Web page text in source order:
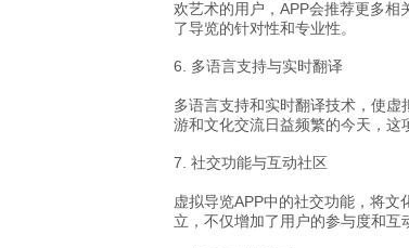
欢艺术的用户，APP会推荐更多相
了导览的针对性和专业性。
6. 多语言支持与实时翻译
多语言支持和实时翻译技术，使
游和文化交流日益频繁的今天，这
7. 社交功能与互动社区
虚拟导览APP中的社交功能，将
立，不仅增加了用户的参与度和互